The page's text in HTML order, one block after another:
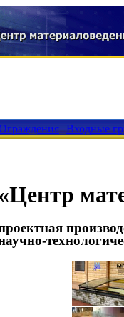
Входные